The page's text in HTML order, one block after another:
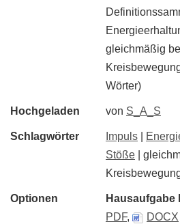
gleichmäßig
Wörter)
Hochgeladen von S_A_S
Schlagwörter Impuls
Stöße |
Kreisbewegung
Optionen Hausaufgabe
PDF, DOCX